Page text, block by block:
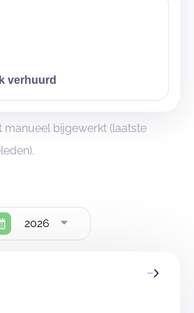
en taalkampen, sportstages,
zorgvakanties, scholen, …
naast het stadspark en de
centraal in natuur en bos,
verhuurd
manueel bijgewerkt (laatste
2026